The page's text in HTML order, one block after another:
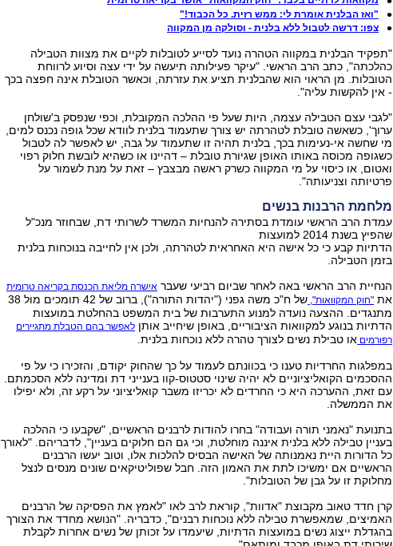
"ואז הבלנית אומרת לי: ממש רזית. כל הכבוד!"
צפו: דרשה לטבול ללא בלנית - וסולקה מן המקווה
"תפקיד הבלנית במקווה הטהרה נועד לסייע לטובלות לקיים את מצוות הטבילה
כהלכתה", כתב הרב הראשי. "עיקר פעילותה תיעשה על ידי עצה וסיוע לרווחת
הטובלות. מן הראוי הוא שהבלנית תציע את עזרתה, וכאשר הטובלת אינה חפצה בכך
- אין להקשות עליה".
"לגבי עצם הטבילה עצמה, היות שעל פי ההלכה המקובלת, וכפי שנפסק ב'שולחן
ערוך', כשאשה טובלת לטהרתה יש צורך שתעמוד בלנית לוודא שכל גופה נכנס למים,
מי שחשה אי-נעימות בכך, בלנית תהיה זו שתעמוד על גבה, יש לאפשר לה לטבול
כשגופה מכוסה באותו האופן שגיורת טובלת – דהיינו או כשהיא לובשת חלוק רפוי
ואטום, או כיסוי על מי המקווה כשרק ראשה מבצבץ – זאת על מנת לשמור על
פרטיותה וצניעותה".
מלחמת הרבנות בנשים
עמדת הרב הראשי עומדת בסתירה להנחיות המשרד לשרותי דת, שבחוזר מנכ"ל
שהפיץ בשנת 2014 למועצות
הדתיות קבע כי כל אישה היא האחראית לטהרתה, ולכן אין לחייבה בנוכחות בלנית
בזמן הטבילה.
הנחיית הרב הראשי באה לאחר שביום רביעי שעבר אישרה מליאת הכנסת בקריאה טרומית
את "חוק המקוואות",
של ח"כ משה גפני ("יהדות התורה"), ברוב של 42 תומכים מול 38
מתנגדים. ההצעה נועדה למנוע התערבות של בית המשפט בהחלטת במועצות
הדתיות בנוגע למקוואות הציבוריים, באופן שיחייב אותן לאפשר בהם הטבלת מתגיירים
רפורמים או טבילת נשים לצורך טהרה ללא נוכחות בלנית.
במפלגות החרדיות טענו כי בכוונתם לעמוד על כך שהחוק יקודם, והזכירו כי על פי
ההסכמים הקואליציוניים לא יהיה שינוי סטטוס-קוו בענייני דת ומדינה ללא הסכמתם.
עם זאת, ההערכה היא כי החרדים לא יכריזו משבר קואליציוני על רקע זה, ולא יפילו
את הממשלה.
בתנועת "נאמני תורה ועבודה" בחרו להודות לרבנים הראשיים, "שקבעו כי ההלכה
בעניין טבילה ללא בלנית איננה מוחלטת, וכי גם הם חלוקים בעניין", לדבריהם. "לאורך
כל הדורות היית נאמנותה של האישה הבסיס להלכות אלו, וטוב יעשו הרבנים
הראשיים אם ימשיכו לתת את האמון הזה. חבל שפוליטיקאים שונים מנסים לנצל
מחלוקת זו על גבן של הטובלות".
קרן חדד טאוב מקבוצת "אדוות", קוראת לרב לאו "לאמץ את הפסיקה של הרבנים
האמיצים, שמאפשרת טבילה ללא נוכחות רבנים", כדבריה. "הנושא מחדד את הצורך
בהגדלת ייצוג נשים במועצות הדתיות, שיעמדו על זכותן של נשים אחרות לקבלת